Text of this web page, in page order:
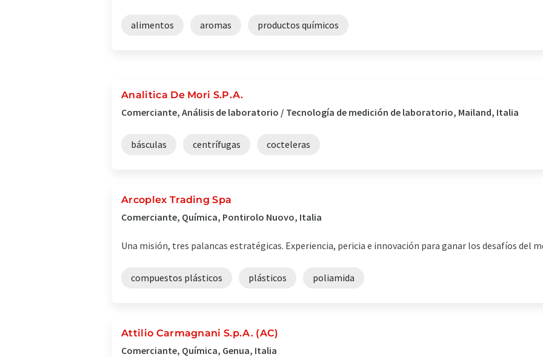
alimentos aromas productos químicos
Analitica De Mori S.P.A.
Comerciante, Análisis de laboratorio / Tecnología de medición de laboratorio, Mailand, Italia
básculas centrífugas cocteleras
Arcoplex Trading Spa
Comerciante, Química, Pontirolo Nuovo, Italia
Una misión, tres palancas estratégicas. Experiencia, pericia e innovación para ganar los desafíos del
compuestos plásticos plásticos poliamida
Attilio Carmagnani S.p.A. (AC)
Comerciante, Química, Genua, Italia